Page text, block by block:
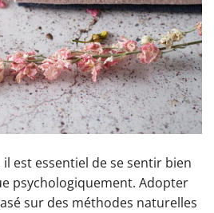
est essentiel de se sentir bien
psychologiquement. Adopter
sur des méthodes naturelles